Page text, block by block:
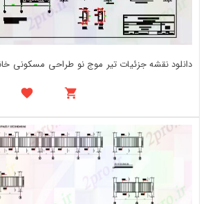
دانلود نقشه جزئیات تیر موج نو طراحی مسکونی خانه